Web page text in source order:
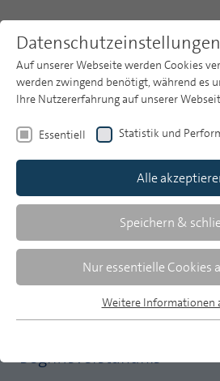
Publikationsarchiv
Heft 12
Was ist eigentlich
Beratung, Bildung,
Unterhaltung?
Begriffsverständnis
Datenschutzeinstellungen
Auf unserer Webseite werden Cookies
werden zwingend benötigt, während es
Ihre Nutzererfahrung auf unserer
Essentiell Statistik und
Alle
Speichern &
Nur essentielle Cookies
Essentielle Cookies werden für
Webseite einwandfrei funktioniert.
Weitere Informationen